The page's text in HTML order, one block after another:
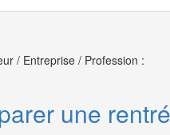
/ Entreprise / Profession :
une